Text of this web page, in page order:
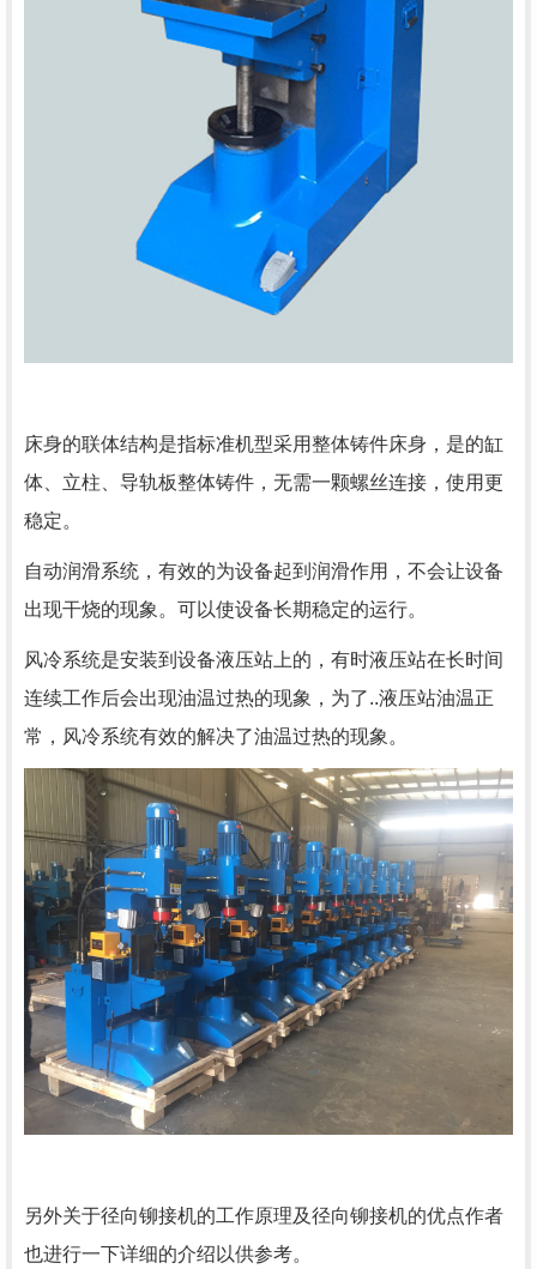
床身的联体结构是指标准机型采用整体铸件床身，是的缸
体、立柱、导轨板整体铸件，无需一颗螺丝连接，使用更
稳定。
自动润滑系统，有效的为设备起到润滑作用，不会让设备
出现干烧的现象。可以使设备长期稳定的运行。
风冷系统是安装到设备液压站上的，有时液压站在长时间
连续工作后会出现油温过热的现象，为了..液压站油温正
常，风冷系统有效的解决了油温过热的现象。
另外关于径向铆接机的工作原理及径向铆接机的优点作者
也进行一下详细的介绍以供参考。